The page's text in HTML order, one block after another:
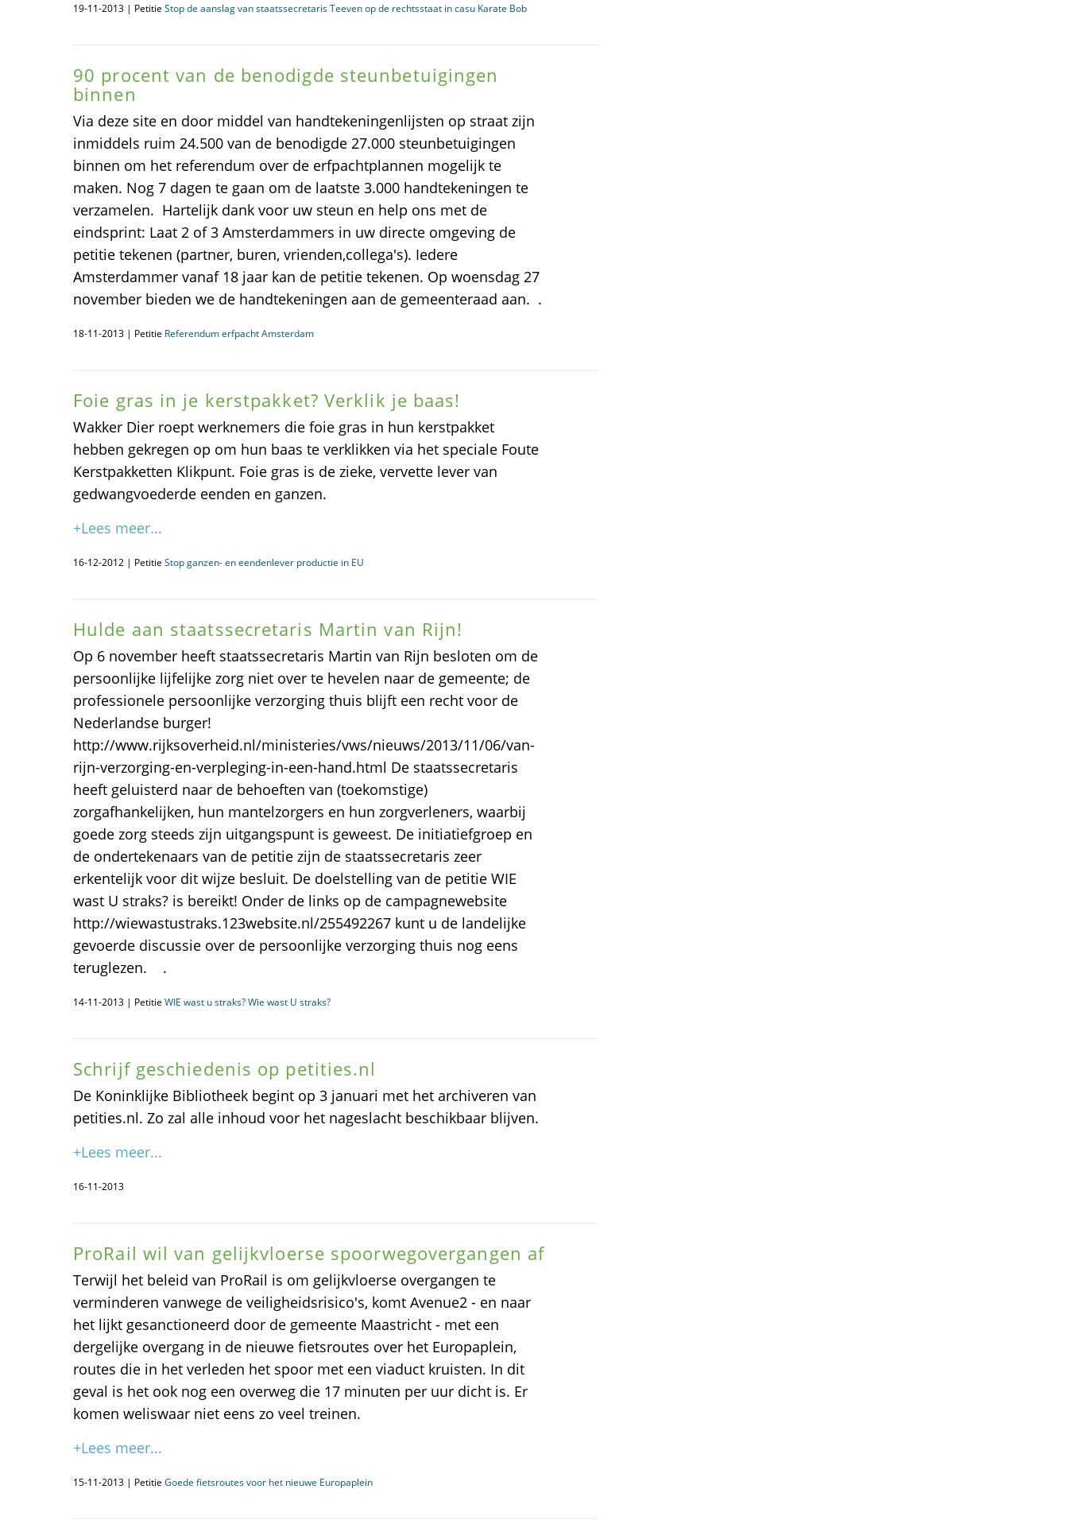
19-11-2013 | Petitie Stop de aanslag van staatssecretaris Teeven op de rechtsstaat in casu Karate Bob
90 procent van de benodigde steunbetuigingen
binnen
Via deze site en door middel van handtekeningenlijsten op straat zijn
inmiddels ruim 24.500 van de benodigde 27.000 steunbetuigingen
binnen om het referendum over de erfpachtplannen mogelijk te
maken. Nog 7 dagen te gaan om de laatste 3.000 handtekeningen te
verzamelen. Hartelijk dank voor uw steun en help ons met de
eindsprint: Laat 2 of 3 Amsterdammers in uw directe omgeving de
petitie tekenen (partner, buren, vrienden,collega's). Iedere
Amsterdammer vanaf 18 jaar kan de petitie tekenen. Op woensdag 27
november bieden we de handtekeningen aan de gemeenteraad aan. .
18-11-2013 | Petitie Referendum erfpacht Amsterdam
Foie gras in je kerstpakket? Verklik je baas!
Wakker Dier roept werknemers die foie gras in hun kerstpakket
hebben gekregen op om hun baas te verklikken via het speciale Foute
Kerstpakketten Klikpunt. Foie gras is de zieke, vervette lever van
gedwangvoederde eenden en ganzen.
+Lees meer...
16-12-2012 | Petitie Stop ganzen- en eendenlever productie in EU
Hulde aan staatssecretaris Martin van Rijn!
Op 6 november heeft staatssecretaris Martin van Rijn besloten om de
persoonlijke lijfelijke zorg niet over te hevelen naar de gemeente; de
professionele persoonlijke verzorging thuis blijft een recht voor de
Nederlandse burger!
http://www.rijksoverheid.nl/ministeries/vws/nieuws/2013/11/06/van-
rijn-verzorging-en-verpleging-in-een-hand.html De staatssecretaris
heeft geluisterd naar de behoeften van (toekomstige)
zorgafhankelijken, hun mantelzorgers en hun zorgverleners, waarbij
goede zorg steeds zijn uitgangspunt is geweest. De initiatiefgroep en
de ondertekenaars van de petitie zijn de staatssecretaris zeer
erkentelijk voor dit wijze besluit. De doelstelling van de petitie WIE
wast U straks? is bereikt! Onder de links op de campagnewebsite
http://wiewastustraks.123website.nl/255492267 kunt u de landelijke
gevoerde discussie over de persoonlijke verzorging thuis nog eens
teruglezen. .
14-11-2013 | Petitie WIE wast u straks? Wie wast U straks?
Schrijf geschiedenis op petities.nl
De Koninklijke Bibliotheek begint op 3 januari met het archiveren van
petities.nl. Zo zal alle inhoud voor het nageslacht beschikbaar blijven.
+Lees meer...
16-11-2013
ProRail wil van gelijkvloerse spoorwegovergangen af
Terwijl het beleid van ProRail is om gelijkvloerse overgangen te
verminderen vanwege de veiligheidsrisico's, komt Avenue2 - en naar
het lijkt gesanctioneerd door de gemeente Maastricht - met een
dergelijke overgang in de nieuwe fietsroutes over het Europaplein,
routes die in het verleden het spoor met een viaduct kruisten. In dit
geval is het ook nog een overweg die 17 minuten per uur dicht is. Er
komen weliswaar niet eens zo veel treinen.
+Lees meer...
15-11-2013 | Petitie Goede fietsroutes voor het nieuwe Europaplein